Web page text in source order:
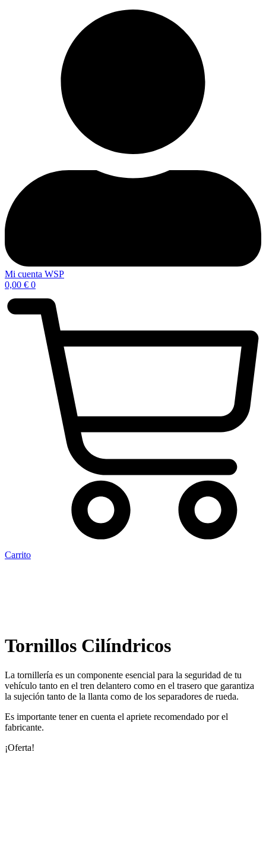
Mi cuenta WSP
0,00 € 0
Carrito
Tornillos Cilíndricos
La tornillería es un componente esencial para la seguridad de tu
vehículo tanto en el tren delantero como en el trasero que garantiza
la sujeción tanto de la llanta como de los separadores de rueda.
Es importante tener en cuenta el apriete recomendado por el
fabricante.
¡Oferta!